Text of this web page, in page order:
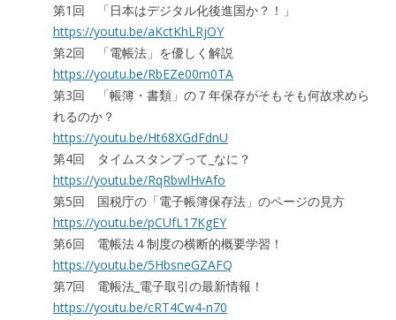
第1回 「日本はデジタル化後進国か？！」
https://youtu.be/aKctKhLRjOY
第2回 「電帳法」を優しく解説
https://youtu.be/RbEZe00m0TA
第3回 「帳簿・書類」の７年保存がそもそも何故求めら
れるのか？
https://youtu.be/Ht68XGdFdnU
第4回 タイムスタンプって_なに？
https://youtu.be/RqRbwlHvAfo
第5回 国税庁の「電子帳簿保存法」のページの見方
https://youtu.be/pCUfL17KgEY
第6回 電帳法４制度の横断的概要学習！
https://youtu.be/5HbsneGZAFQ
第7回 電帳法_電子取引の最新情報！
https://youtu.be/cRT4Cw4-n70